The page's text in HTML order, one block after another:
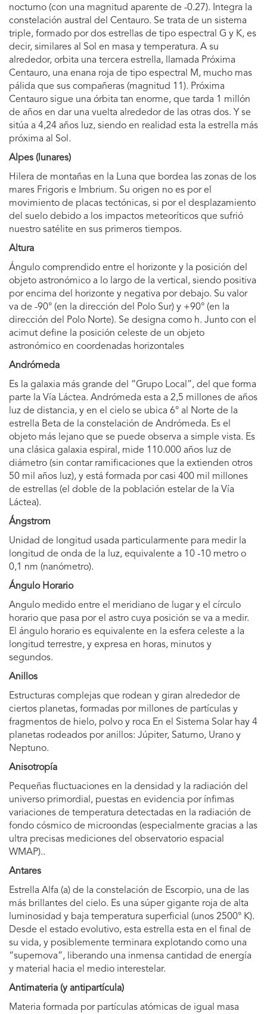
nocturno (con una magnitud aparente de -0.27). Integra la
constelación austral del Centauro. Se trata de un sistema
triple, formado por dos estrellas de tipo espectral G y K, es
decir, similares al Sol en masa y temperatura. A su
alrededor, orbita una tercera estrella, llamada Próxima
Centauro, una enana roja de tipo espectral M, mucho mas
pálida que sus compañeras (magnitud 11). Próxima
Centauro sigue una órbita tan enorme, que tarda 1 millón
de años en dar una vuelta alrededor de las otras dos. Y se
sitúa a 4,24 años luz, siendo en realidad esta la estrella más
próxima al Sol.
Alpes (lunares)
Hilera de montañas en la Luna que bordea las zonas de los
mares Frigoris e Imbrium. Su origen no es por el
movimiento de placas tectónicas, si por el desplazamiento
del suelo debido a los impactos meteoríticos que sufrió
nuestro satélite en sus primeros tiempos.
Altura
Ángulo comprendido entre el horizonte y la posición del
objeto astronómico a lo largo de la vertical, siendo positiva
por encima del horizonte y negativa por debajo. Su valor
va de -90° (en la dirección del Polo Sur) y +90° (en la
dirección del Polo Norte). Se designa como h. Junto con el
acimut define la posición celeste de un objeto
astronómico en coordenadas horizontales
Andrómeda
Es la galaxia más grande del “Grupo Local”, del que forma
parte la Vía Láctea. Andrómeda esta a 2,5 millones de años
luz de distancia, y en el cielo se ubica 6° al Norte de la
estrella Beta de la constelación de Andrómeda. Es el
objeto más lejano que se puede observa a simple vista. Es
una clásica galaxia espiral, mide 110.000 años luz de
diámetro (sin contar ramificaciones que la extienden otros
50 mil años luz), y está formada por casi 400 mil millones
de estrellas (el doble de la población estelar de la Vía
Láctea).
Ángstrom
Unidad de longitud usada particularmente para medir la
longitud de onda de la luz, equivalente a 10 -10 metro o
0,1 nm (nanómetro).
Ángulo Horario
Angulo medido entre el meridiano de lugar y el círculo
horario que pasa por el astro cuya posición se va a medir.
El ángulo horario es equivalente en la esfera celeste a la
longitud terrestre, y expresa en horas, minutos y
segundos.
Anillos
Estructuras complejas que rodean y giran alrededor de
ciertos planetas, formadas por millones de partículas y
fragmentos de hielo, polvo y roca En el Sistema Solar hay 4
planetas rodeados por anillos: Júpiter, Saturno, Urano y
Neptuno.
Anisotropía
Pequeñas fluctuaciones en la densidad y la radiación del
universo primordial, puestas en evidencia por ínfimas
variaciones de temperatura detectadas en la radiación de
fondo cósmico de microondas (especialmente gracias a las
ultra precisas mediciones del observatorio espacial
WMAP)..
Antares
Estrella Alfa (a) de la constelación de Escorpio, una de las
más brillantes del cielo. Es una súper gigante roja de alta
luminosidad y baja temperatura superficial (unos 2500° K).
Desde el estado evolutivo, esta estrella esta en el final de
su vida, y posiblemente terminara explotando como una
“supernova”, liberando una inmensa cantidad de energía
y material hacia el medio interestelar.
Antimateria (y antipartícula)
Materia formada por partículas atómicas de igual masa